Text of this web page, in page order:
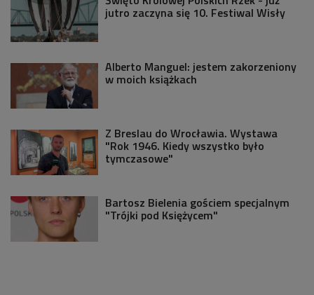
jutro zaczyna się 10. Festiwal Wisły
Alberto Manguel: jestem zakorzeniony
w moich książkach
Z Breslau do Wrocławia. Wystawa
"Rok 1946. Kiedy wszystko było
tymczasowe"
Bartosz Bielenia gościem specjalnym
"Trójki pod Księżycem"